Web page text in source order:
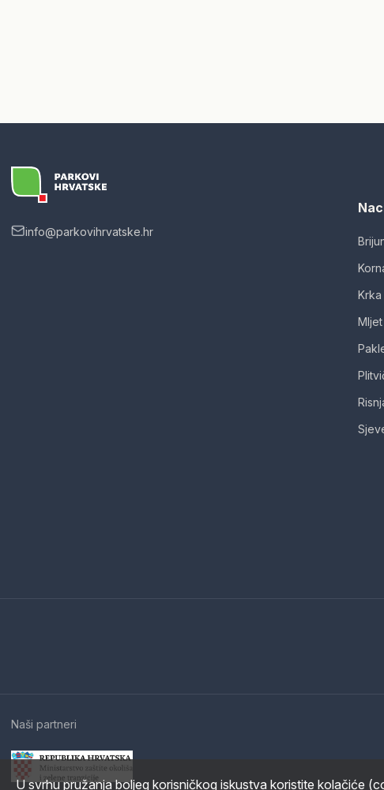
info@parkovihrvatske.hr
Krka
Mljet
Naši partneri
U svrhu pružanja boljeg korisničkog iskustva koristite kolačiće